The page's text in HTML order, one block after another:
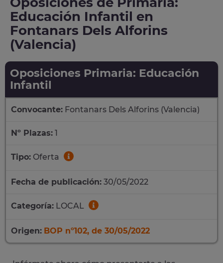
Educación Infantil en
Fontanars Dels Alforins
(Valencia)
Oposiciones Primaria: Educación
Infantil
Convocante: Fontanars Dels Alforins (Valencia)
Nº Plazas: 1
Tipo: Oferta
Fecha de publicación: 30/05/2022
Categoría: LOCAL
Origen: BOP nº102, de 30/05/2022